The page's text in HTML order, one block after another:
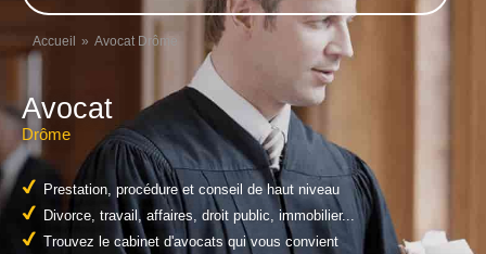
Accueil Avocat Drôme
Avocat
Drôme
Prestation, procédure et conseil de haut niveau
Divorce, travail, affaires, droit public, immobilier...
Trouvez le cabinet d'avocats qui vous convient